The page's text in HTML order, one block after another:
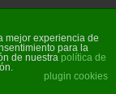
Sochicat
mejor experiencia de
para la
de nuestra política de
plugin cookies